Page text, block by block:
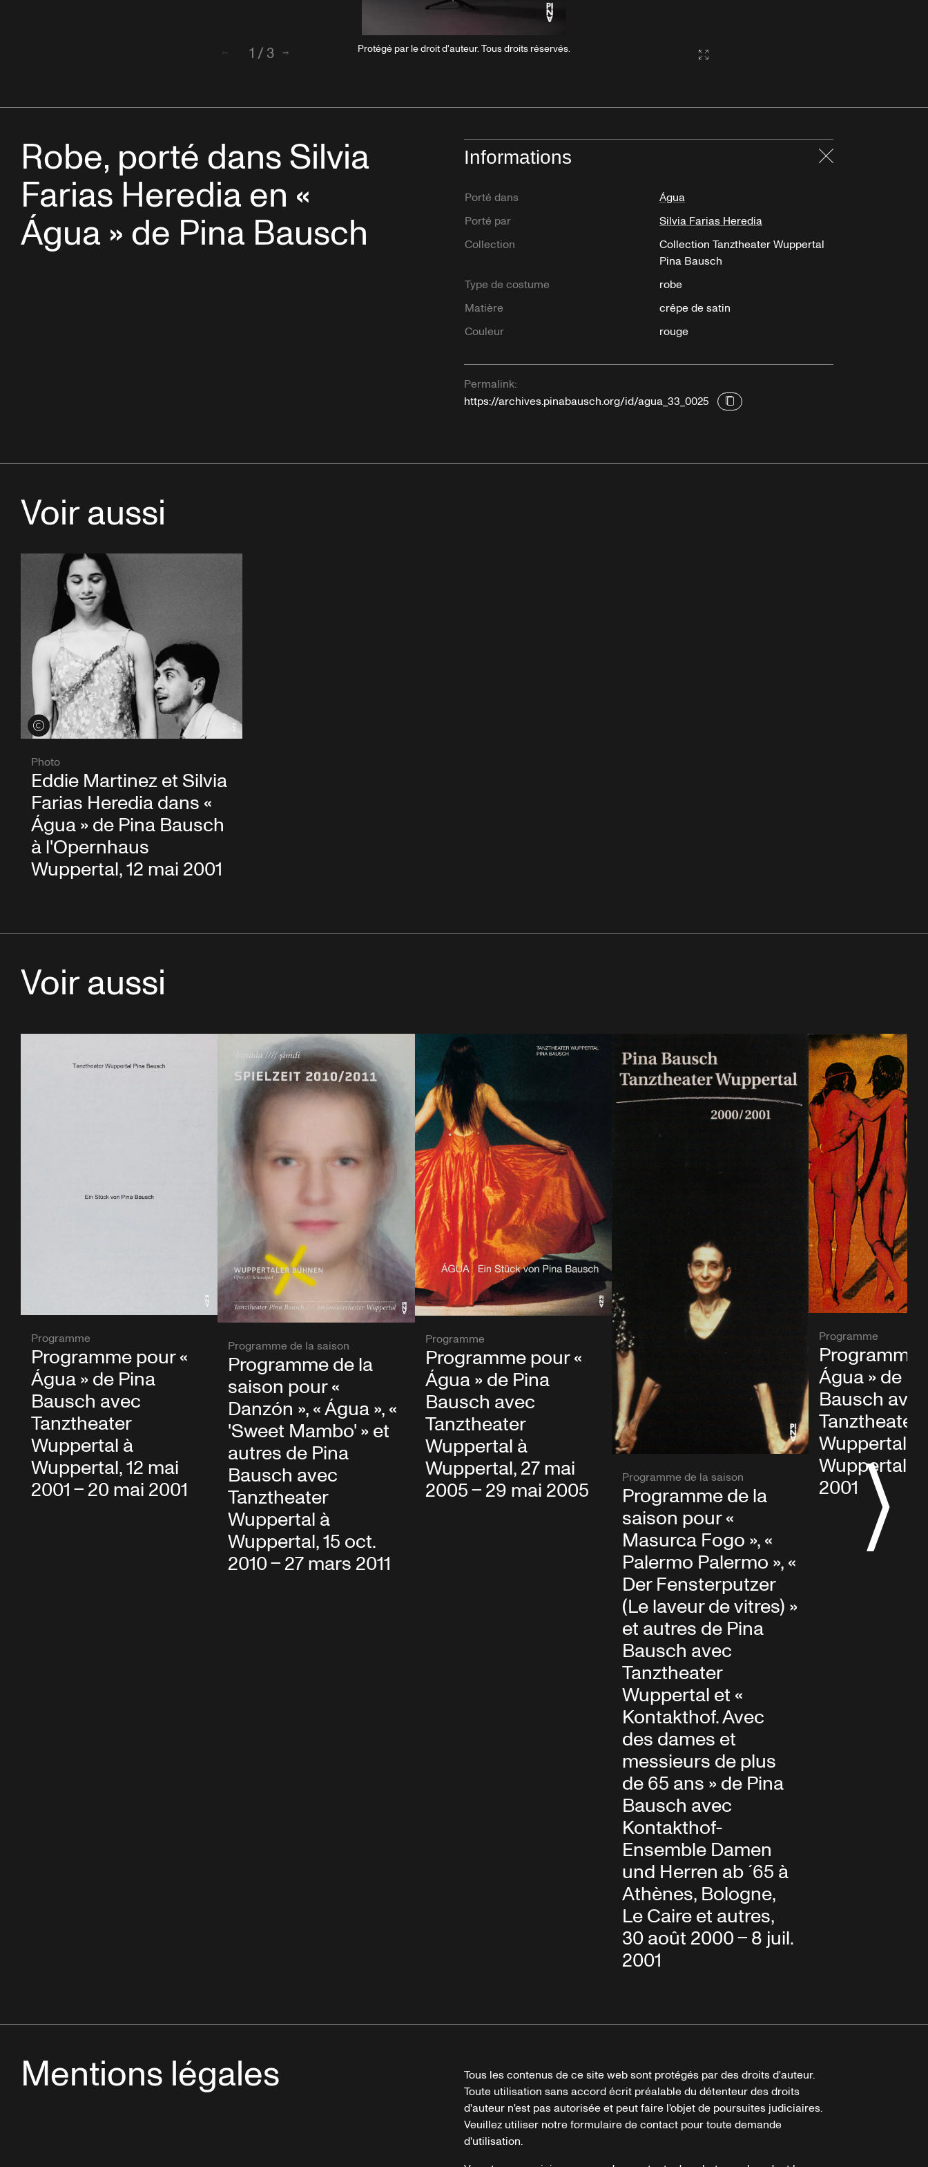
Retour1 / 3 Protégé par le droit d'auteur. Tous droits réservés. Gallery2:fullscreen
Robe, porté dans Silvia
Farias Heredia en «
Água » de Pina Bausch
Informations
Porté dans
Água
Porté par
Silvia Farias Heredia
Collection
Collection Tanztheater Wuppertal
Pina Bausch
Type de costume
robe
Matière
crêpe de satin
Couleur
rouge
Permalink:
https://archives.pinabausch.org/id/agua_33_0025
Voir aussi
Voir les crédits
Photo
Eddie Martinez et Silvia
Farias Heredia dans «
Água » de Pina Bausch
à l'Opernhaus
Wuppertal, 12 mai 2001
Voir aussi
Programme
Programme pour «
Água » de Pina
Bausch avec
Tanztheater
Wuppertal à
Wuppertal, 12 mai
2001 – 20 mai 2001
Programme de la saison
Programme de la
saison pour «
Danzón », « Água », «
'Sweet Mambo' » et
autres de Pina
Bausch avec
Tanztheater
Wuppertal à
Wuppertal, 15 oct.
2010 – 27 mars 2011
Programme
Programme pour «
Água » de Pina
Bausch avec
Tanztheater
Wuppertal à
Wuppertal, 27 mai
2005 – 29 mai 2005
Programme de la saison
Programme de la
saison pour «
Masurca Fogo », «
Palermo Palermo », «
Der Fensterputzer
(Le laveur de vitres) »
et autres de Pina
Bausch avec
Tanztheater
Wuppertal et «
Kontakthof. Avec
des dames et
messieurs de plus
de 65 ans » de Pina
Bausch avec
Kontakthof-
Ensemble Damen
und Herren ab ´65 à
Athènes, Bologne,
Le Caire et autres,
30 août 2000 – 8 juil.
2001
Programme
Programme
Água » de
Bausch
Tanztheater
Wuppertal à
Wuppertal,
2001
Mentions légales
Tous les contenus de ce site web sont protégés par des droits d'auteur.
Toute utilisation sans accord écrit préalable du détenteur des droits
d'auteur n'est pas autorisée et peut faire l'objet de poursuites judiciaires.
Veuillez utiliser notre formulaire de contact pour toute demande
d'utilisation.